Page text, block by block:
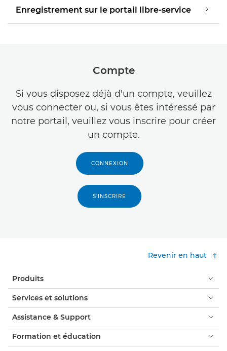
Enregistrement sur le portail libre-service
Compte
Si vous disposez déjà d'un compte, veuillez
vous connecter ou, si vous êtes intéressé par
notre portail, veuillez vous inscrire pour créer
un compte.
CONNEXION
S'INSCRIRE
Revenir en haut
Produits
Services et solutions
Assistance & Support
Formation et éducation